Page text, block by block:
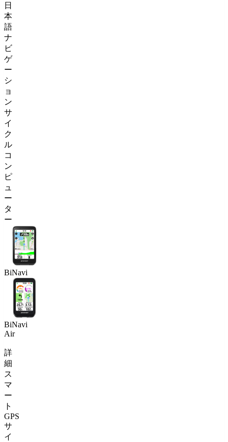
日
本
語
ナ
ビ
ゲ
ー
シ
ョ
ン
サ
イ
ク
ル
コ
ン
ピ
ュ
ー
タ
ー
BiNavi
BiNavi
Air
詳
細
ス
マ
ー
ト
GPS
サ
イ